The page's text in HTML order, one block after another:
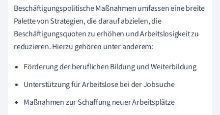
Beschäftigungspolitische Maßnahmen umfassen eine breite
Palette von Strategien, die darauf abzielen, die
Beschäftigungsquoten zu erhöhen und Arbeitslosigkeit zu
reduzieren. Hierzu gehören unter anderem:
Förderung der beruflichen Bildung und Weiterbildung
Unterstützung für Arbeitslose bei der Jobsuche
Maßnahmen zur Schaffung neuer Arbeitsplätze